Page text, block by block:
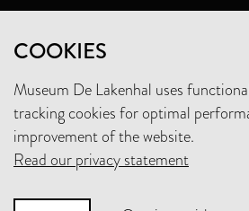
COOKIES
Museum De Lakenhal uses
tracking cookies for optimal
improvement of the website.
Read our privacy statement
+31 (0)71 5165360
INFO@LAKENHAL.NL
SUPPORT THE MUSEUM